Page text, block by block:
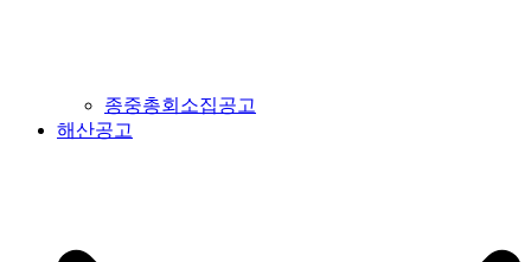
종중총회소집공고
해산공고